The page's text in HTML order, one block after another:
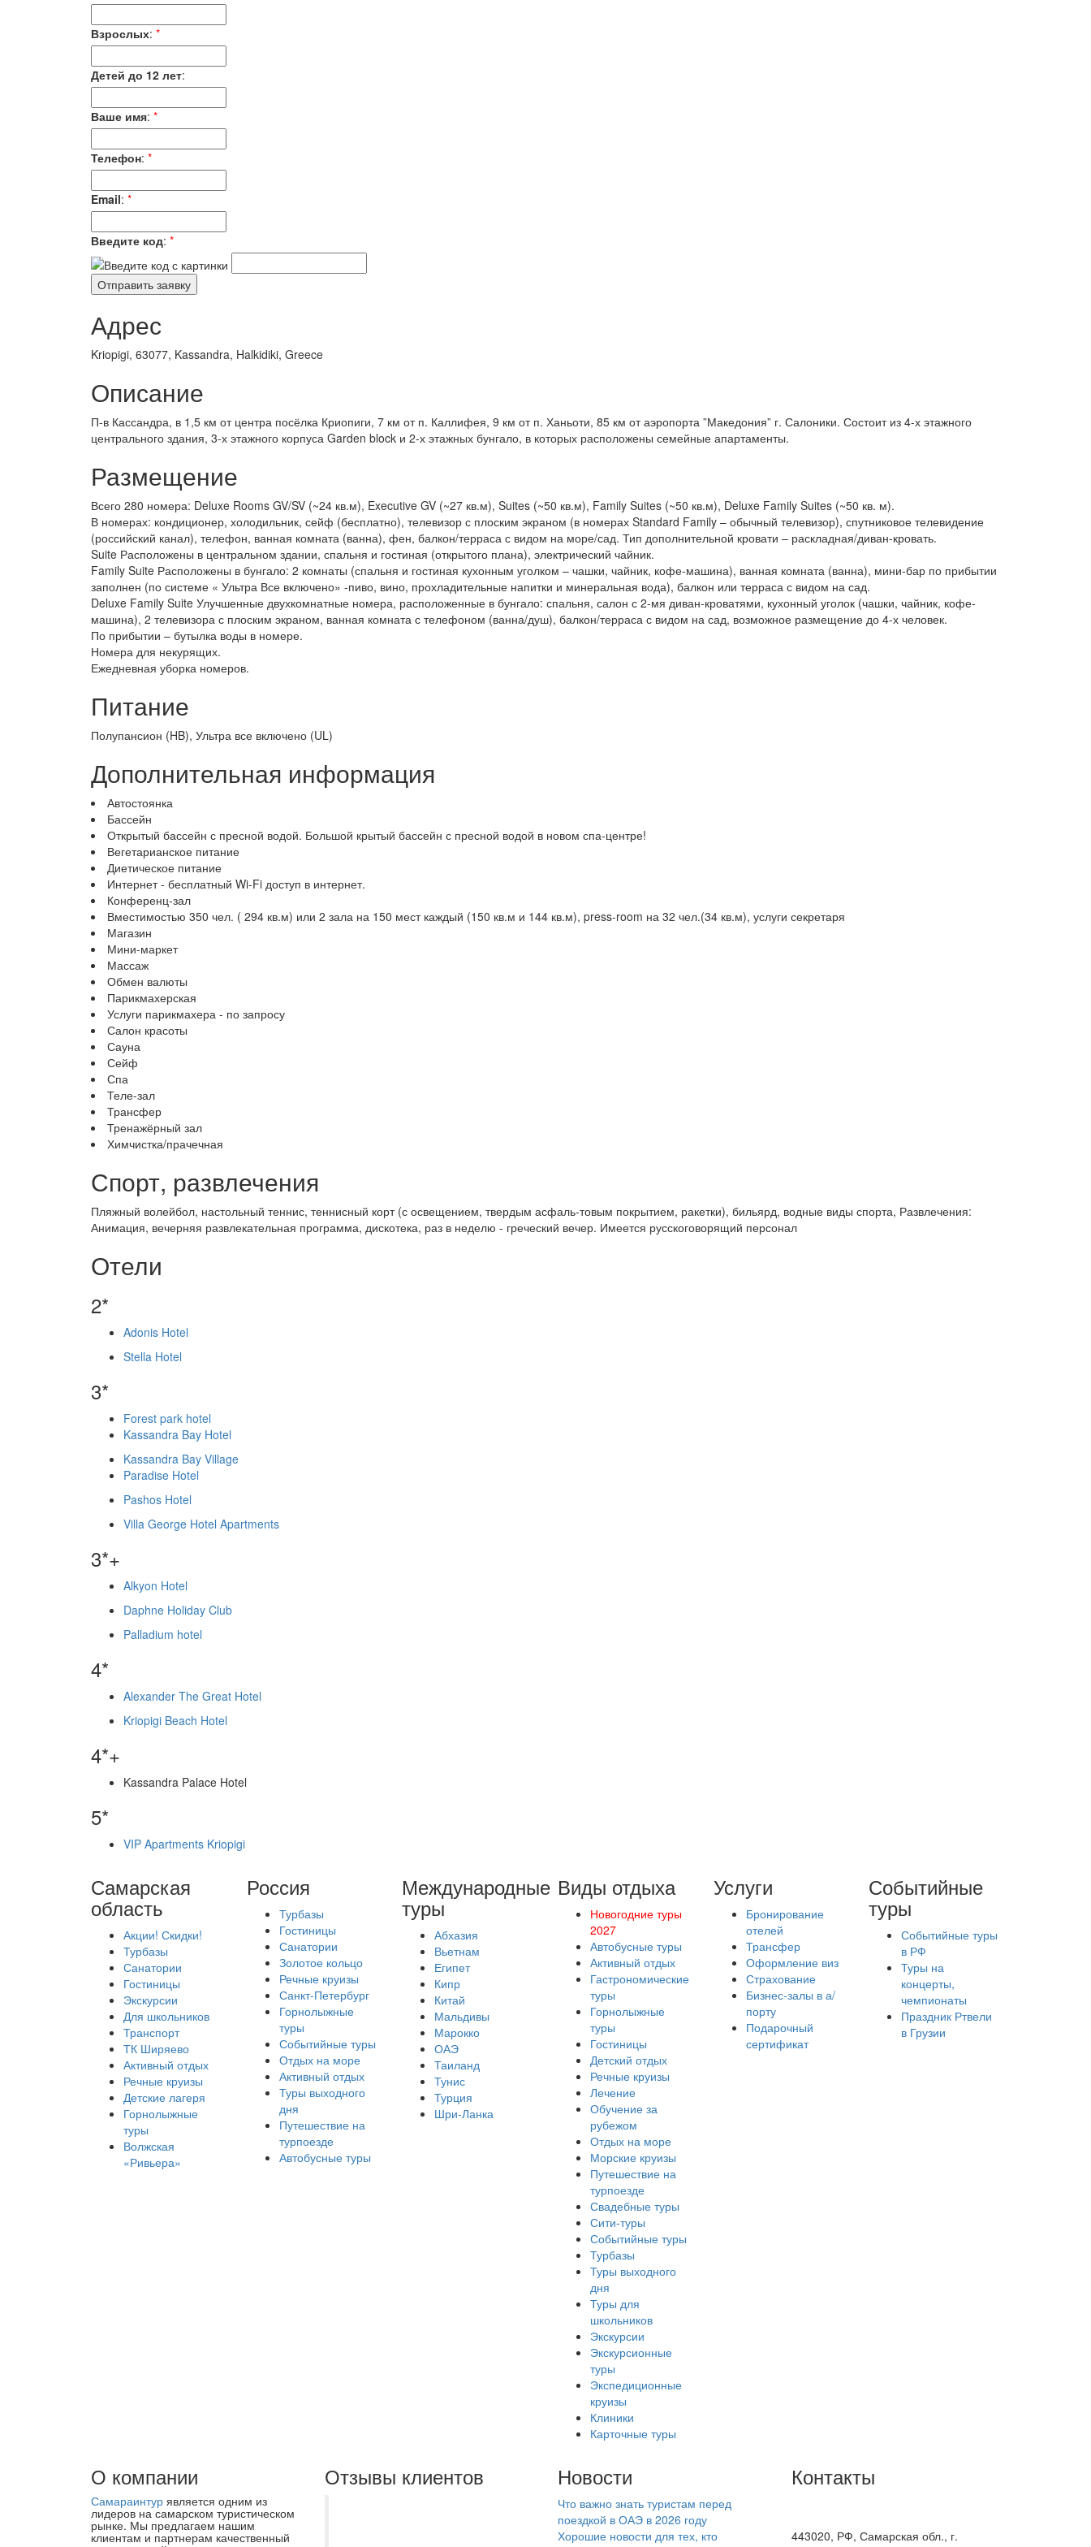
Взрослых: *
Детей до 12 лет:
Ваше имя: *
Телефон: *
Email: *
Введите код: *
Адрес
Kriopigi, 63077, Kassandra, Halkidiki, Greece
Описание
П-в Кассандра, в 1,5 км от центра посёлка Криопиги, 7 км от п. Каллифея, 9 км от п. Ханьоти, 85 км от аэропорта ”Македония” г. Салоники. Состоит из 4-х этажного
центрального здания, 3-х этажного корпуса Garden block и 2-х этажных бунгало, в которых расположены семейные апартаменты.
Размещение
Всего 280 номера: Deluxe Rooms GV/SV (~24 кв.м), Executive GV (~27 кв.м), Suites (~50 кв.м), Family Suites (~50 кв.м), Deluxe Family Suites (~50 кв. м).
В номерах: кондиционер, холодильник, сейф (бесплатно), телевизор с плоским экраном (в номерах Standard Family – обычный телевизор), спутниковое телевидение
(российский канал), телефон, ванная комната (ванна), фен, балкон/терраса с видом на море/сад. Тип дополнительной кровати – раскладная/диван-кровать.
Suite Расположены в центральном здании, спальня и гостиная (открытого плана), электрический чайник.
Family Suite Расположены в бунгало: 2 комнаты (спальня и гостиная кухонным уголком – чашки, чайник, кофе-машина), ванная комната (ванна), мини-бар по прибытии
заполнен (по системе « Ультра Все включено» -пиво, вино, прохладительные напитки и минеральная вода), балкон или терраса с видом на сад.
Deluxe Family Suite Улучшенные двухкомнатные номера, расположенные в бунгало: спальня, салон с 2-мя диван-кроватями, кухонный уголок (чашки, чайник, кофе-
машина), 2 телевизора с плоским экраном, ванная комната с телефоном (ванна/душ), балкон/терраса с видом на сад, возможное размещение до 4-х человек.
По прибытии – бутылка воды в номере.
Номера для некурящих.
Ежедневная уборка номеров.
Питание
Полупансион (HB), Ультра все включено (UL)
Дополнительная информация
Автостоянка
Бассейн
Открытый бассейн с пресной водой. Большой крытый бассейн с пресной водой в новом спа-центре!
Вегетарианское питание
Диетическое питание
Интернет - бесплатный Wi-Fi доступ в интернет.
Конференц-зал
Вместимостью 350 чел. ( 294 кв.м) или 2 зала на 150 мест каждый (150 кв.м и 144 кв.м), press-room на 32 чел.(34 кв.м), услуги секретаря
Магазин
Мини-маркет
Массаж
Обмен валюты
Парикмахерская
Услуги парикмахера - по запросу
Салон красоты
Сауна
Сейф
Спа
Теле-зал
Трансфер
Тренажёрный зал
Химчистка/прачечная
Спорт, развлечения
Пляжный волейбол, настольный теннис, теннисный корт (с освещением, твердым асфаль-товым покрытием, ракетки), бильярд, водные виды спорта, Развлечения:
Анимация, вечерняя развлекательная программа, дискотека, раз в неделю - греческий вечер. Имеется русскоговорящий персонал
Отели
2*
Adonis Hotel
Stella Hotel
3*
Forest park hotel
Kassandra Bay Hotel
Kassandra Bay Village
Paradise Hotel
Pashos Hotel
Villa George Hotel Apartments
3*+
Alkyon Hotel
Daphne Holiday Club
Palladium hotel
4*
Alexander The Great Hotel
Kriopigi Beach Hotel
4*+
Kassandra Palace Hotel
5*
VIP Apartments Kriopigi
Самарская
область
Акции! Скидки!
Турбазы
Санатории
Гостиницы
Экскурсии
Для школьников
Транспорт
ТК Ширяево
Активный отдых
Речные круизы
Детские лагеря
Горнолыжные
туры
Волжская
«Ривьера»
Россия
Турбазы
Гостиницы
Санатории
Золотое кольцо
Речные круизы
Санкт-Петербург
Горнолыжные
туры
Событийные туры
Отдых на море
Активный отдых
Туры выходного
дня
Путешествие на
турпоезде
Автобусные туры
Международные
туры
Абхазия
Вьетнам
Египет
Кипр
Китай
Мальдивы
Марокко
ОАЭ
Таиланд
Тунис
Турция
Шри-Ланка
Виды отдыха
Новогодние туры
2027
Автобусные туры
Активный отдых
Гастрономические
туры
Горнолыжные
туры
Гостиницы
Детский отдых
Речные круизы
Лечение
Обучение за
рубежом
Отдых на море
Морские круизы
Путешествие на
турпоезде
Свадебные туры
Сити-туры
Событийные туры
Турбазы
Туры выходного
дня
Туры для
школьников
Экскурсии
Экскурсионные
туры
Экспедиционные
круизы
Клиники
Карточные туры
Услуги
Бронирование
отелей
Трансфер
Оформление виз
Страхование
Бизнес-залы в а/
порту
Подарочный
сертификат
Событийные
туры
Событийные туры
в РФ
Туры на
концерты,
чемпионаты
Праздник Ртвели
в Грузии
О компании
Самараинтур является одним из
лидеров на самарском туристическом
рынке. Мы предлагаем нашим
клиентам и партнерам качественный
Отзывы клиентов Новости
Что важно знать туристам перед
поездкой в ОАЭ в 2026 году
Хорошие новости для тех, кто
Контакты
443020, РФ, Самарская обл., г.